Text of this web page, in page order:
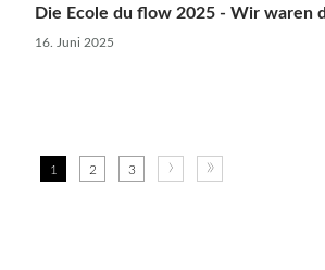
Die Ecole du flow 2025 - Wir waren
16. Juni 2025
1 2 3 › »